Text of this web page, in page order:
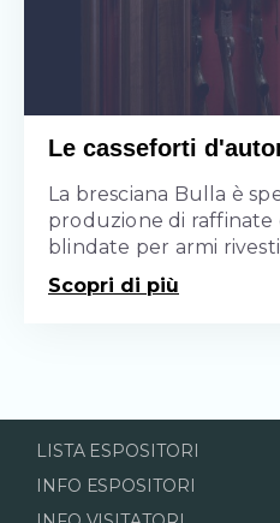
Le casseforti
La bresciana Bulla è
produzione di raffinate
blindate per armi
Scopri di più
LISTA ESPOSITORI
INFO ESPOSITORI